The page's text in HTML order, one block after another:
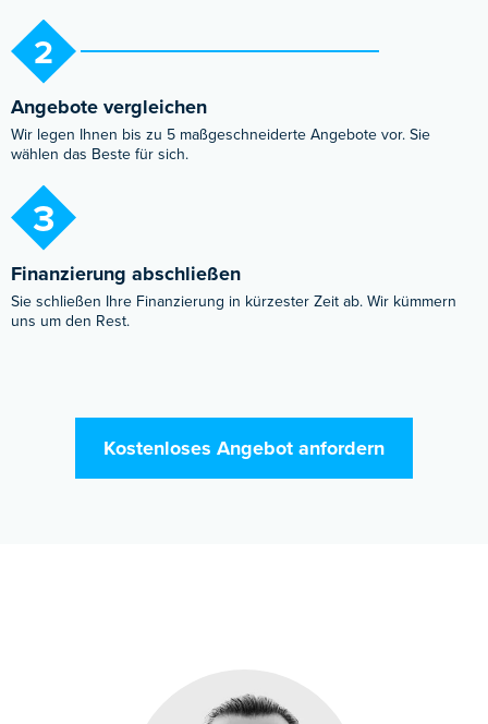
2
Angebote vergleichen
Wir legen Ihnen bis zu 5 maßgeschneiderte Angebote vor. Sie
wählen das Beste für sich.
3
Finanzierung abschließen
Sie schließen Ihre Finanzierung in kürzester Zeit ab. Wir kümmern
uns um den Rest.
Kostenloses Angebot anfordern